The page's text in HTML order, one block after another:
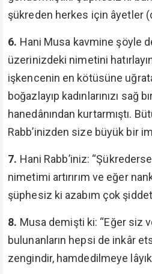
şükreden herkes için âyetler
6. Hani Musa kavmine şöyle
üzerinizdeki nimetini
işkencenin en kötüsüne
boğazlayıp kadınlarınızı sağ
hanedânından kurtarmıştı.
Rabb’inizden size büyük bir
7. Hani Rabb’iniz:
nimetimi artırırım ve eğer
şüphesiz ki azabım çok
8. Musa demişti ki: “Eğer siz
bulunanların hepsi de inkâr
zengindir, hamdedilmeye